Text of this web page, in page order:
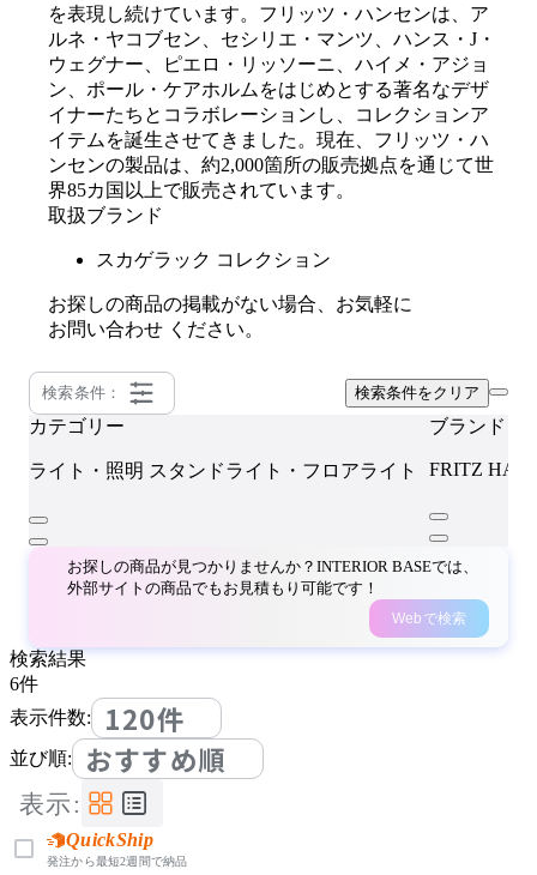
を表現し続けています。フリッツ・ハンセンは、ア
ルネ・ヤコブセン、セシリエ・マンツ、ハンス・J・
ウェグナー、ピエロ・リッソーニ、ハイメ・アジョ
ン、ポール・ケアホルムをはじめとする著名なデザ
イナーたちとコラボレーションし、コレクションア
イテムを誕生させてきました。現在、フリッツ・ハ
ンセンの製品は、約2,000箇所の販売拠点を通じて世
界85カ国以上で販売されています。
取扱ブランド
スカゲラック コレクション
お探しの商品の掲載がない場合、お気軽に
お問い合わせ ください。
検索条件： 検索条件をクリア
カテゴリー
ライト・照明 スタンドライト・フロアライト
ブランド
FRITZ
お探しの商品が見つかりませんか？INTERIOR BASEでは、
外部サイトの商品でもお見積もり可能です！
Webで検索
検索結果
6件
表示件数:
120件
並び順: おすすめ順
表示:
QuickShip
発注から最短2週間で納品